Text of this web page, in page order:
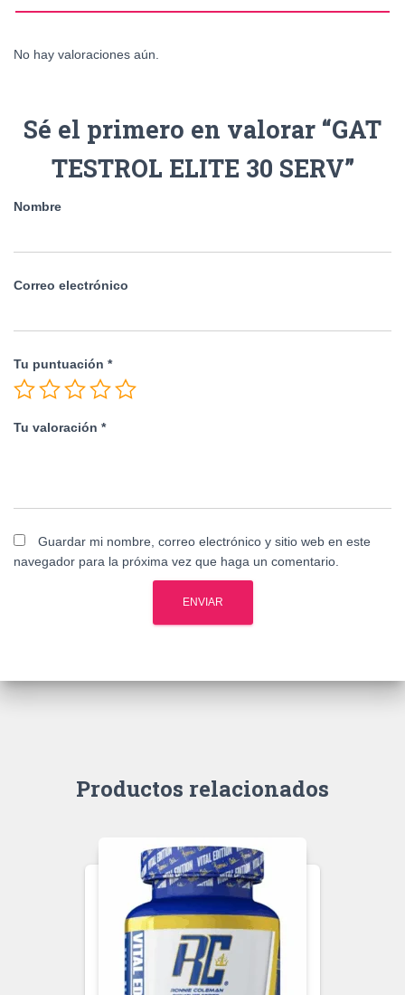
No hay valoraciones aún.
Sé el primero en valorar “GAT
TESTROL ELITE 30 SERV”
Nombre
Correo electrónico
Tu puntuación *
Tu valoración *
Guardar mi nombre, correo electrónico y sitio web en este
navegador para la próxima vez que haga un comentario.
Productos relacionados